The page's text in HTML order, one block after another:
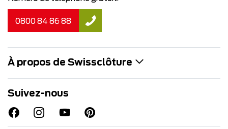
0800 84 86 88
À propos de Swissclôture
Suivez-nous